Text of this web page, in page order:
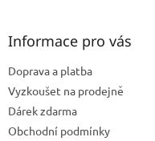
Informace pro vás
Doprava a platba
Vyzkoušet na prodejně
Dárek zdarma
Obchodní podmínky